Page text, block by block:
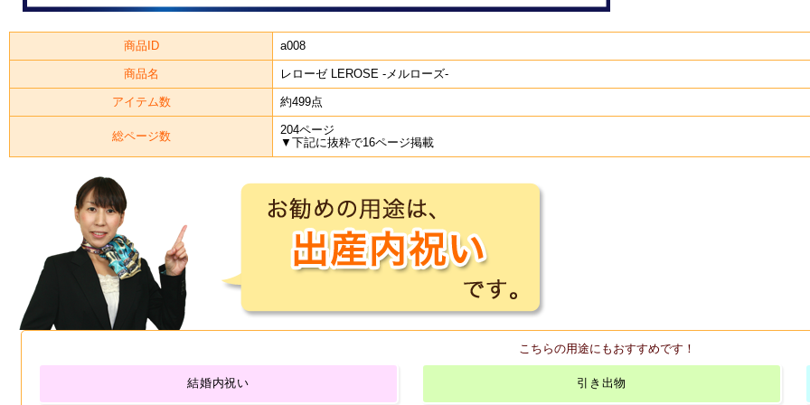
商品ID a008
商品名 レローゼ LEROSE -メルローズ-
アイテム数 約499点
総ページ数
204ページ
▼下記に抜粋で16ページ掲載
こちらの用途にもおすすめです！
結婚内祝い 引き出物